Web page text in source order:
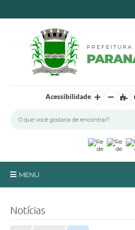
Acessibilidade
MENU
Notícias